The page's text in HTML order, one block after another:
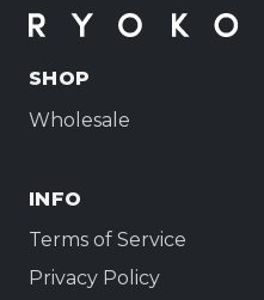
SHOP
Wholesale
INFO
Terms of Service
Privacy Policy